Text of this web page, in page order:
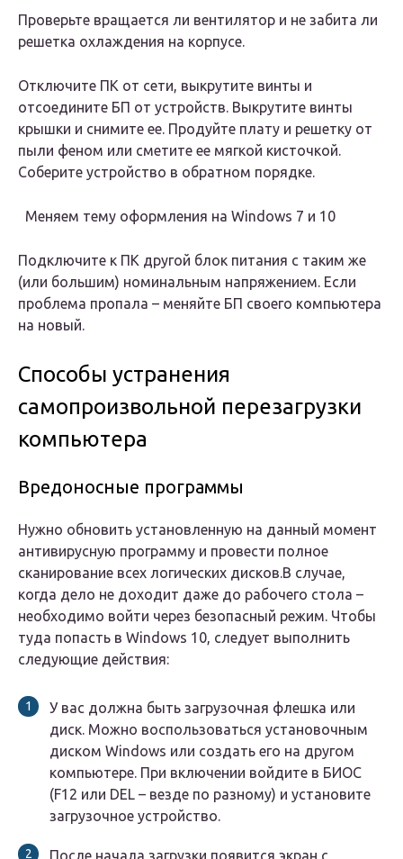
Проверьте вращается ли вентилятор и не забита ли
решетка охлаждения на корпусе.
Отключите ПК от сети, выкрутите винты и
отсоедините БП от устройств. Выкрутите винты
крышки и снимите ее. Продуйте плату и решетку от
пыли феном или сметите ее мягкой кисточкой.
Соберите устройство в обратном порядке.
Меняем тему оформления на Windows 7 и 10
Подключите к ПК другой блок питания с таким же
(или большим) номинальным напряжением. Если
проблема пропала – меняйте БП своего компьютера
на новый.
Способы устранения
самопроизвольной перезагрузки
компьютера
Вредоносные программы
Нужно обновить установленную на данный момент
антивирусную программу и провести полное
сканирование всех логических дисков.В случае,
когда дело не доходит даже до рабочего стола –
необходимо войти через безопасный режим. Чтобы
туда попасть в Windows 10, следует выполнить
следующие действия:
У вас должна быть загрузочная флешка или
диск. Можно воспользоваться установочным
диском Windows или создать его на другом
компьютере. При включении войдите в БИОС
(F12 или DEL – везде по разному) и установите
загрузочное устройство.
После начала загрузки появится экран с